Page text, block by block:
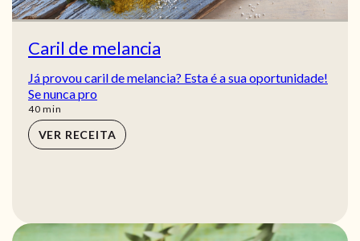
Caril de melancia
Já provou caril de melancia? Esta é a sua oportunidade!
Se nunca pro
40min
min
VER RECEITA